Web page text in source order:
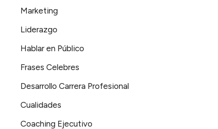
Marketing
Liderazgo
Hablar en Público
Frases Celebres
Desarrollo Carrera Profesional
Cualidades
Coaching Ejecutivo